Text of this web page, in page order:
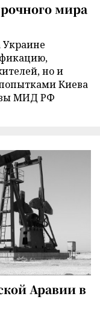
мира
Украине
но и
Киева
МИД РФ
Аравии в